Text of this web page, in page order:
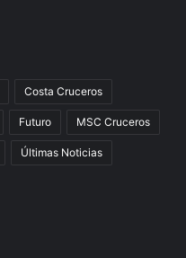
Costa Cruceros
Futuro MSC Cruceros
Últimas Noticias